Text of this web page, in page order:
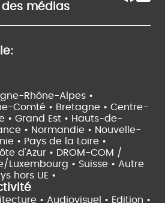
médias
Rhône-Alpes •
Comté • Bretagne • Centre-
• Grand Est • Hauts-de-
• Normandie • Nouvelle-
• Pays de la Loire •
d'Azur • DROM-COM /
Luxembourg • Suisse • Autre
hors UE •
• Audiovisuel • Edition •